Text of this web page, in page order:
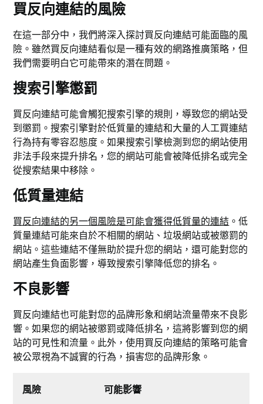
買反向連結的風險
在這一部分中，我們將深入探討買反向連結可能面臨的風
險。雖然買反向連結看似是一種有效的網路推廣策略，但
我們需要明白它可能帶來的潛在問題。
搜索引擎懲罰
買反向連結可能會觸犯搜索引擎的規則，導致您的網站受
到懲罰。搜索引擎對於低質量的連結和大量的人工買連結
行為持有零容忍態度。如果搜索引擎檢測到您的網站使用
非法手段來提升排名，您的網站可能會被降低排名或完全
從搜索結果中移除。
低質量連結
買反向連結的另一個風險是可能會獲得低質量的連結 。低
質量連結可能來自於不相關的網站、垃圾網站或被懲罰的
網站。這些連結不僅無助於提升您的網站，還可能對您的
網站產生負面影響，導致搜索引擎降低您的排名。
不良影響
買反向連結也可能對您的品牌形象和網站流量帶來不良影
響。如果您的網站被懲罰或降低排名，這將影響到您的網
站的可見性和流量。此外，使用買反向連結的策略可能會
被公眾視為不誠實的行為，損害您的品牌形象。
風險 可能影響